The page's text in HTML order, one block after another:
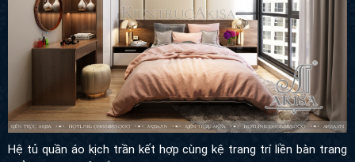
Hệ tủ quần áo kịch trần kết hợp cùng kệ trang trí liền bàn trang